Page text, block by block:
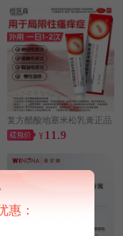
复方醋酸地塞米松乳膏正品
软膏止痒膏瘙痒湿疹外用皮
¥ 11.9
惠：